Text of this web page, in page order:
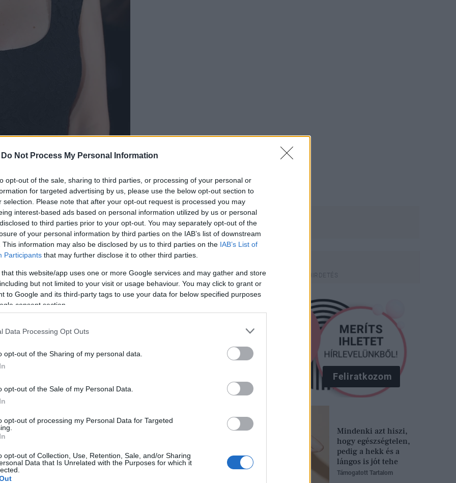
Do Not Process My Personal Information
opt-out of the sale, sharing to third parties, or processing of your personal or
for targeted advertising by us, please use the below opt-out section to
selection. Please note that after your opt-out request is processed you may
interest-based ads based on personal information utilized by us or personal
to third parties prior to your opt-out. You may separately opt-out of the
of your personal information by third parties on the IAB’s list of downstream
This information may also be disclosed by us to third parties on the IAB’s List of
Participants that may further disclose it to other third parties.
that this website/app uses one or more Google services and may gather and store
but not limited to your visit or usage behaviour. You may click to grant or
to Google and its third-party tags to use your data for below specified purposes
consent section.
Data Processing Opt Outs
opt-out of the Sharing of my personal data.
opt-out of the Sale of my Personal Data.
opt-out of processing my Personal Data for Targeted
opt-out of Collection, Use, Retention, Sale, and/or Sharing
Data that Is Unrelated with the Purposes for which it
benne lévő információk elavultak
semmit, aztán pár éve végre
sorozatban, a Stranger
azóta ismét hatalmas
egyik kedvenc márkánk, a
arcául.
Feliratkozom
Mindenki azt hiszi,
hogy egészségtelen,
pedig a hekk és a
lángos is jót tehe
Támogatott Tartalom